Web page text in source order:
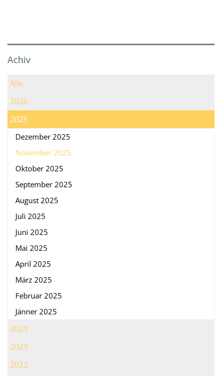
Achiv
Alle
2026
2025
Dezember 2025
November 2025
Oktober 2025
September 2025
August 2025
Juli 2025
Juni 2025
Mai 2025
April 2025
März 2025
Februar 2025
Jänner 2025
2024
2023
2022